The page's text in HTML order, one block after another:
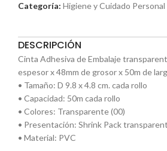
Categoría: Higiene y Cuidado Personal
DESCRIPCIÓN
Cinta Adhesiva de Embalaje
espesor x 48mm de grosor x 50m de
• Tamaño: D 9.8 x 4.8 cm. cada rollo
• Capacidad: 50m cada rollo
• Colores: Transparente (00)
• Presentación: Shrink Pack
• Material: PVC